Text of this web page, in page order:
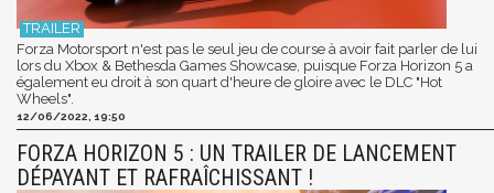
Forza Motorsport n'est pas le seul jeu de course à avoir fait parler de lui
lors du Xbox & Bethesda Games Showcase, puisque Forza Horizon 5 a
également eu droit à son quart d'heure de gloire avec le DLC "Hot
Wheels".
12/06/2022, 19:50
FORZA HORIZON 5 : UN TRAILER DE LANCEMENT
DÉPAYANT ET RAFRAÎCHISSANT !